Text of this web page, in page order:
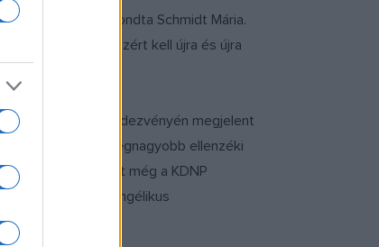
ellen" - mondta Schmidt Mária.
a haza. Ezért kell újra és újra
szervezésű rendezvényén megjelent
eseményen a legnagyobb ellenzéki
Jelen volt még a KDNP
és az evangélikus